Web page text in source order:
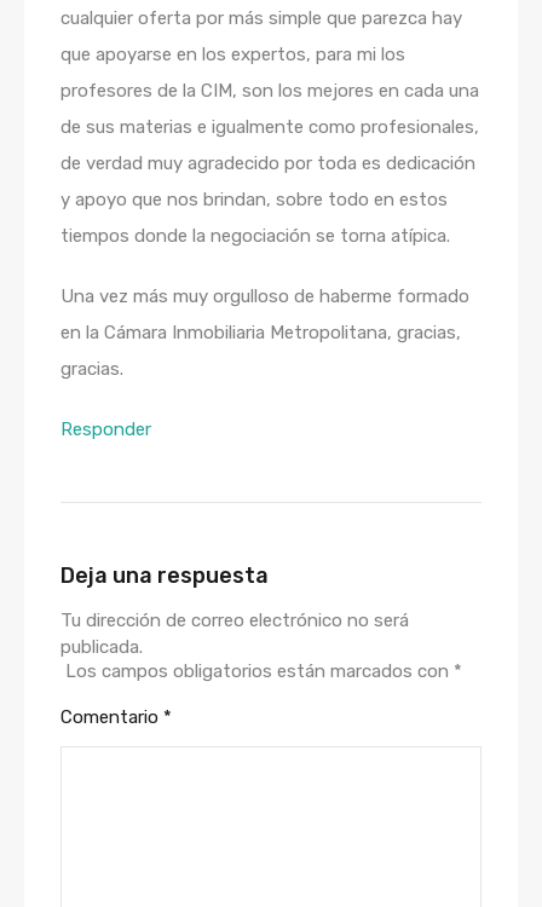
cualquier oferta por más simple que parezca hay
que apoyarse en los expertos, para mi los
profesores de la CIM, son los mejores en cada una
de sus materias e igualmente como profesionales,
de verdad muy agradecido por toda es dedicación
y apoyo que nos brindan, sobre todo en estos
tiempos donde la negociación se torna atípica.
Una vez más muy orgulloso de haberme formado
en la Cámara Inmobiliaria Metropolitana, gracias,
gracias.
Responder
Deja una respuesta
Tu dirección de correo electrónico no será
publicada.
Los campos obligatorios están marcados con *
Comentario *